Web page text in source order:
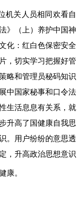
机关人员相同欢看自
》（上）养护中国神
化：红白色保密安全
，切实学习把握好管
略和管理员秘码知识
中国家秘事和口令法
生活息息有关系，就
升高了国健康自我思
。用户纷纷的意思透
，升高政治思想意识
康。